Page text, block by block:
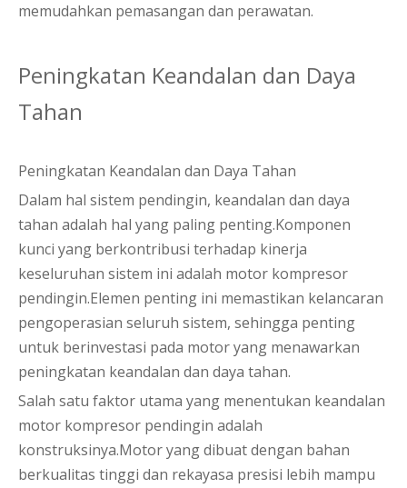
memudahkan pemasangan dan perawatan.
Peningkatan Keandalan dan Daya
Tahan
Peningkatan Keandalan dan Daya Tahan
Dalam hal sistem pendingin, keandalan dan daya
tahan adalah hal yang paling penting.Komponen
kunci yang berkontribusi terhadap kinerja
keseluruhan sistem ini adalah motor kompresor
pendingin.Elemen penting ini memastikan kelancaran
pengoperasian seluruh sistem, sehingga penting
untuk berinvestasi pada motor yang menawarkan
peningkatan keandalan dan daya tahan.
Salah satu faktor utama yang menentukan keandalan
motor kompresor pendingin adalah
konstruksinya.Motor yang dibuat dengan bahan
berkualitas tinggi dan rekayasa presisi lebih mampu